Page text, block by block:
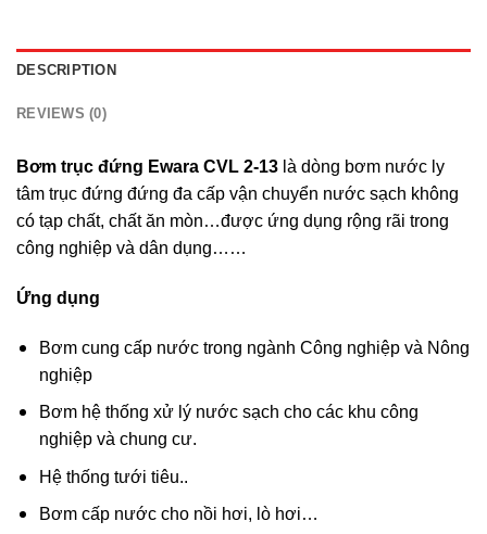
DESCRIPTION
REVIEWS (0)
Bơm trục đứng Ewara CVL2-13 là dòng bơm nước ly
tâm trục đứng đứng đa cấp vận chuyển nước sạch không
có tạp chất, chất ăn mòn…được ứng dụng rộng rãi trong
công nghiệp và dân dụng……
Ứng dụng
Bơm cung cấp nước trong ngành Công nghiệp và Nông
nghiệp
Bơm hệ thống xử lý nước sạch cho các khu công
nghiệp và chung cư.
Hệ thống tưới tiêu..
Bơm cấp nước cho nồi hơi, lò hơi…